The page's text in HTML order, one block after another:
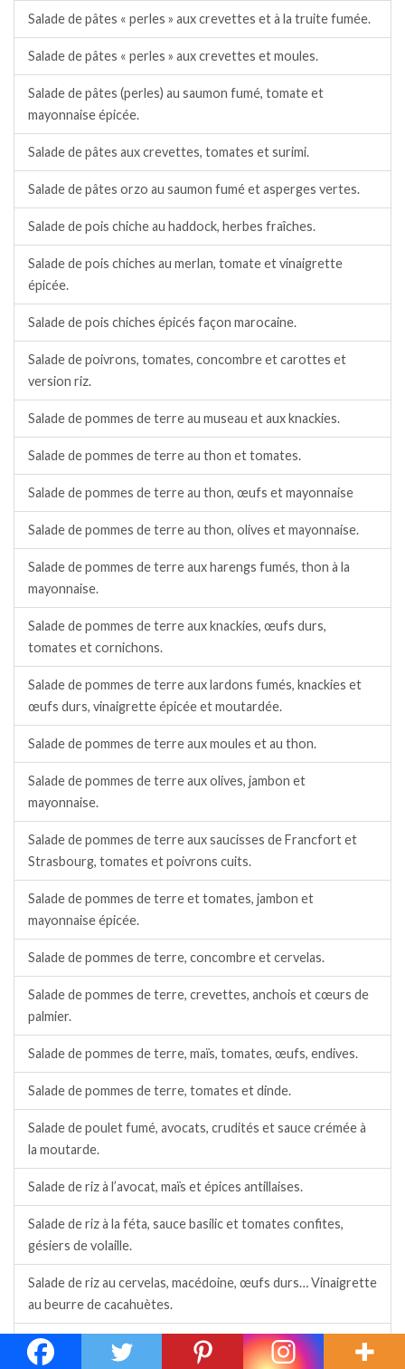
Salade de pâtes « perles » aux crevettes et à la truite fumée.
Salade de pâtes « perles » aux crevettes et moules.
Salade de pâtes (perles) au saumon fumé, tomate et
mayonnaise épicée.
Salade de pâtes aux crevettes, tomates et surimi.
Salade de pâtes orzo au saumon fumé et asperges vertes.
Salade de pois chiche au haddock, herbes fraîches.
Salade de pois chiches au merlan, tomate et vinaigrette
épicée.
Salade de pois chiches épicés façon marocaine.
Salade de poivrons, tomates, concombre et carottes et
version riz.
Salade de pommes de terre au museau et aux knackies.
Salade de pommes de terre au thon et tomates.
Salade de pommes de terre au thon, œufs et mayonnaise
Salade de pommes de terre au thon, olives et mayonnaise.
Salade de pommes de terre aux harengs fumés, thon à la
mayonnaise.
Salade de pommes de terre aux knackies, œufs durs,
tomates et cornichons.
Salade de pommes de terre aux lardons fumés, knackies et
œufs durs, vinaigrette épicée et moutardée.
Salade de pommes de terre aux moules et au thon.
Salade de pommes de terre aux olives, jambon et
mayonnaise.
Salade de pommes de terre aux saucisses de Francfort et
Strasbourg, tomates et poivrons cuits.
Salade de pommes de terre et tomates, jambon et
mayonnaise épicée.
Salade de pommes de terre, concombre et cervelas.
Salade de pommes de terre, crevettes, anchois et cœurs de
palmier.
Salade de pommes de terre, maïs, tomates, œufs, endives.
Salade de pommes de terre, tomates et dinde.
Salade de poulet fumé, avocats, crudités et sauce crémée à
la moutarde.
Salade de riz à l’avocat, maïs et épices antillaises.
Salade de riz à la féta, sauce basilic et tomates confites,
gésiers de volaille.
Salade de riz au cervelas, macédoine, œufs durs… Vinaigrette
au beurre de cacahuètes.
Salade de riz au cervelas, œufs et vinaigrette à la moutarde
anglaise.